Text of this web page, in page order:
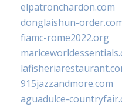
elpatronchardon.com
donglaishun-
fiamc-rome2022.org
915jazzandmore.com
aguadulce-